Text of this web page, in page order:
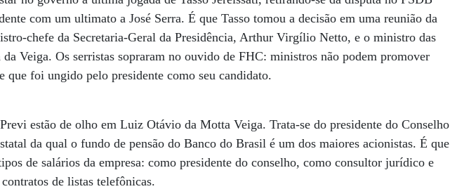
com um ultimato a José Serra. É que Tasso tomou a decisão em uma reunião da
chefe da Secretaria-Geral da Presidência, Arthur Virgílio Netto, e o ministro das
da Veiga. Os serristas sopraram no ouvido de FHC: ministros não podem promover
que foi ungido pelo presidente como seu candidato.
estão de olho em Luiz Otávio da Motta Veiga. Trata-se do presidente do Conselho
da qual o fundo de pensão do Banco do Brasil é um dos maiores acionistas. É que
de salários da empresa: como presidente do conselho, como consultor jurídico e
de listas telefônicas.